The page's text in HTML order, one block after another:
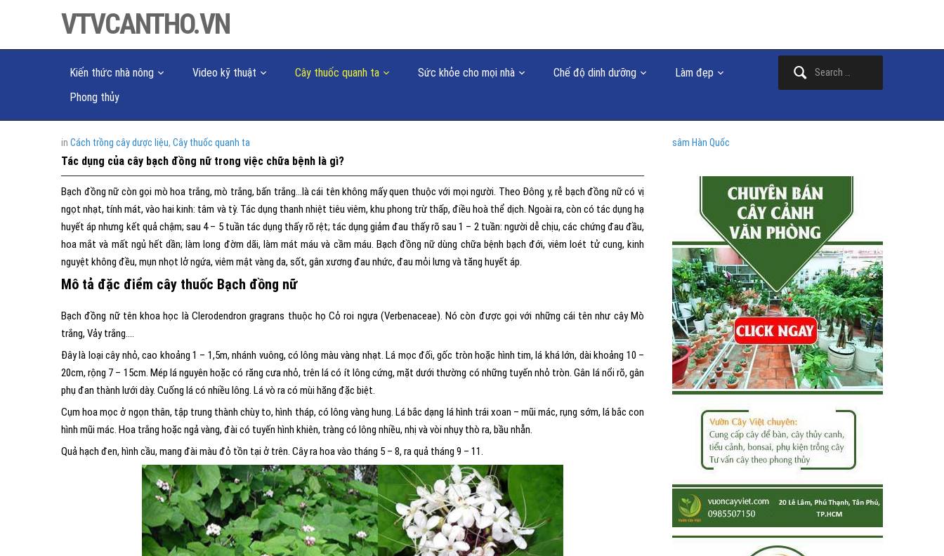
VTVCANTHO.VN
Kiến thức nhà nông Video kỹ thuật Cây thuốc quanh ta Sức khỏe cho mọi nhà Chế độ dinh dưỡng
Làm đẹp
Phong thủy
in Cách trồng cây dược liệu, Cây thuốc quanh ta
Tác dụng của cây bạch đồng nữ trong việc chữa bệnh là gì?
Bạch đồng nữ còn gọi mò hoa trắng, mò trắng, bấn trắng…là cái tên không mấy quen thuộc với mọi người. Theo Đông y, rễ bạch đồng nữ có vị
ngọt nhạt, tính mát, vào hai kinh: tâm và tỳ. Tác dụng thanh nhiệt tiêu viêm, khu phong trừ thấp, điều hoà thể dịch. Ngoài ra, còn có tác dụng hạ
huyết áp nhưng kết quả chậm; sau 4 – 5 tuần tác dụng thấy rõ rệt; tác dụng giảm đau thấy rõ sau 1 – 2 tuần: người dễ chịu, các chứng đau đầu,
hoa mắt và mất ngủ hết dần; làm long đờm dãi, làm mát máu và cầm máu. Bạch đồng nữ dùng chữa bệnh bạch đới, viêm loét tử cung, kinh
nguyệt không đều, mụn nhọt lở ngứa, viêm mật vàng da, sốt, gân xương đau nhức, đau mỏi lưng và tăng huyết áp.
Mô tả đặc điểm cây thuốc Bạch đồng nữ
Bạch đồng nữ tên khoa học là Clerodendron gragrans thuộc họ Cỏ roi ngựa (Verbenaceae). Nó còn được gọi với những cái tên như cây Mò
trắng, Vảy trắng….
Đây là loại cây nhỏ, cao khoảng 1 – 1,5m, nhánh vuông, có lông màu vàng nhạt. Lá mọc đối, gốc tròn hoặc hình tim, lá khá lớn, dài khoảng 10 –
20cm, rộng 7 – 15cm. Mép lá nguyên hoặc có răng cưa nhỏ, trên lá có ít lông cứng, mặt dưới thường có những tuyến nhỏ tròn. Gân lá nổi rõ, gân
phụ đan thành lưới dày. Cuống lá có nhiều lông. Lá vò ra có mùi hăng đặc biệt.
Cụm hoa mọc ở ngọn thân, tập trung thành chùy to, hình tháp, có lông vàng hung. Lá bắc dạng lá hình trái xoan – mũi mác, rụng sớm, lá bắc con
hình mũi mác. Hoa trắng hoặc ngả vàng, đài có tuyến hình khiên, tràng có lông nhiều, nhị và vòi nhụy thò ra, bầu nhẵn.
Quả hạch đen, hình cầu, mang đài màu đỏ tồn tại ở trên. Cây ra hoa vào tháng 5 – 8, ra quả tháng 9 – 11.
sâm Hàn Quốc